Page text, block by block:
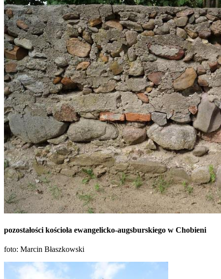
pozostałości kościoła ewangelicko-augsburskiego w Chobieni
foto: Marcin Błaszkowski